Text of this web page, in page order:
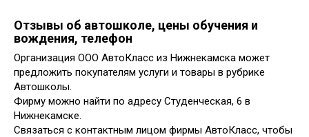
Отзывы об автошколе, цены обучения и
вождения, телефон
Организация ООО АвтоКласс из Нижнекамска может
предложить покупателям услуги и товары в рубрике
Автошколы.
Фирму можно найти по адресу Студенческая, 6 в
Нижнекамске.
Связаться с контактным лицом фирмы АвтоКласс, чтобы